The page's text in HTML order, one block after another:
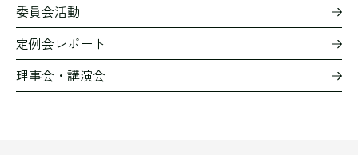
委員会活動
定例会レポート
理事会・講演会